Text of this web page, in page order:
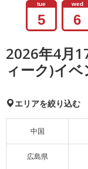
tue
5
wed
6
2026年4月
ィーク)イベ
エリアを絞り込む
中国
広島県